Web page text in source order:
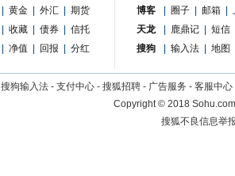
黄金 外汇
期货
收藏 债券
信托
净值 回报 分红
博客 圈子 邮箱
天龙
鹿鼎记
短信
搜狗
输入法 地图
搜狗输入法 - 支付中心 - 搜狐招聘 - 广告服务 - 客服中心
Copyright©2018
搜狐不良信息举